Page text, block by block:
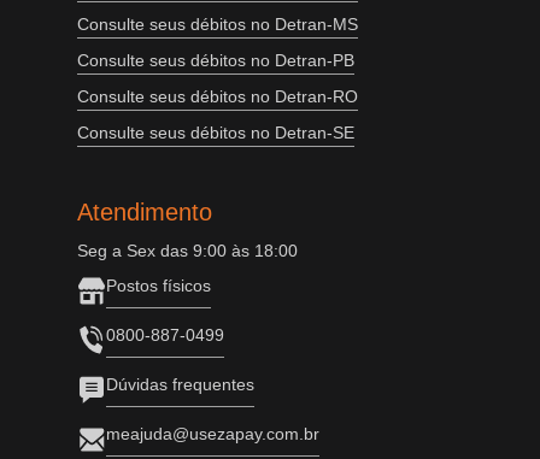
Consulte seus débitos no Detran-MS
Consulte seus débitos no Detran-PB
Consulte seus débitos no Detran-RO
Consulte seus débitos no Detran-SE
Atendimento
Seg a Sex das 9:00 às 18:00
Postos físicos
0800-887-0499
Dúvidas frequentes
meajuda@usezapay.com.br